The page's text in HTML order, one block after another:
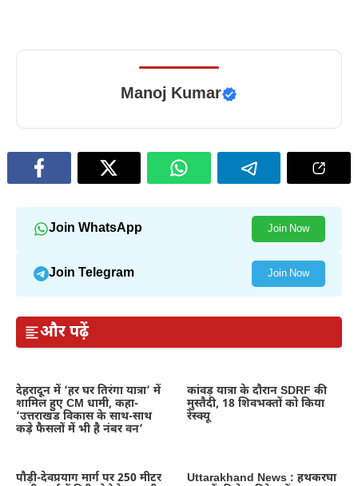
Manoj Kumar
Join WhatsApp Join Now
Join Telegram Join Now
और पढ़ें
देहरादून में ‘हर घर तिरंगा यात्रा’ में
शामिल हुए CM धामी, कहा-
‘उत्तराखंड विकास के साथ-साथ
कड़े फैसलों में भी है नंबर वन’
कांवड़ यात्रा के दौरान SDRF की
मुस्तैदी, 18 शिवभक्तों को किया
रेस्क्यू
पौड़ी-देवप्रयाग मार्ग पर 250 मीटर
Uttarakhand News : हथकरघा